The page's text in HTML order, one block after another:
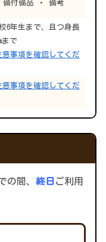
備付備品 ・ 備考
6年生まで、且つ身長
まで
意事項を確認してくだ
意事項を確認してくだ
の間、 終日ご利用